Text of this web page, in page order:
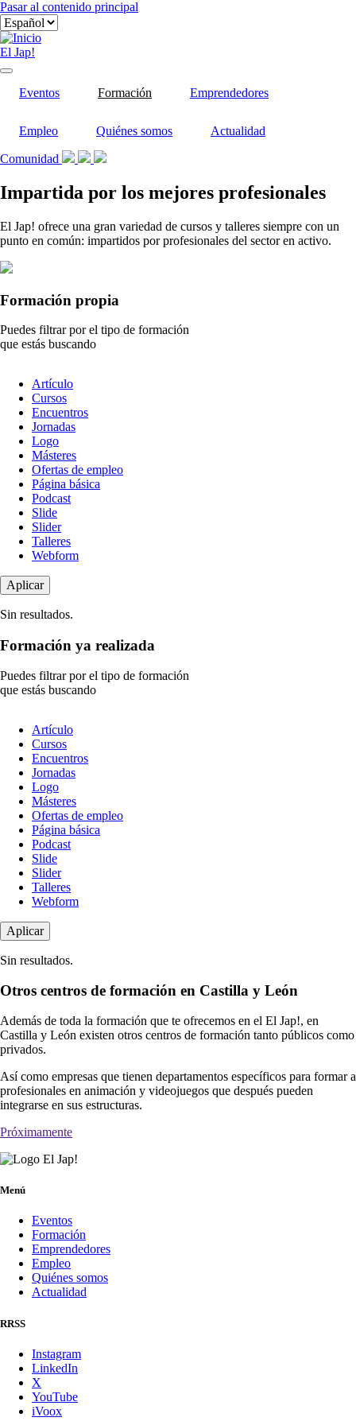
Pasar al contenido principal
El Jap!
Eventos Formación Emprendedores
Empleo Quiénes somos Actualidad
Comunidad
Impartida por los mejores profesionales
El Jap! ofrece una gran variedad de cursos y talleres siempre con un
punto en común: impartidos por profesionales del sector en activo.
Formación propia
Puedes filtrar por el tipo de formación
que estás buscando
contenido
Artículo
Cursos
Encuentros
Jornadas
Logo
Másteres
Ofertas de empleo
Página básica
Podcast
Slide
Slider
Talleres
Webform
Sin resultados.
Formación ya realizada
Puedes filtrar por el tipo de formación
que estás buscando
contenido
Artículo
Cursos
Encuentros
Jornadas
Logo
Másteres
Ofertas de empleo
Página básica
Podcast
Slide
Slider
Talleres
Webform
Sin resultados.
Otros centros de formación en Castilla y León
Además de toda la formación que te ofrecemos en el El Jap!, en
Castilla y León existen otros centros de formación tanto públicos como
privados.
Así como empresas que tienen departamentos específicos para formar a
profesionales en animación y videojuegos que después pueden
integrarse en sus estructuras.
Próximamente
Menú
Eventos
Formación
Emprendedores
Empleo
Quiénes somos
Actualidad
RRSS
Instagram
LinkedIn
X
YouTube
iVoox